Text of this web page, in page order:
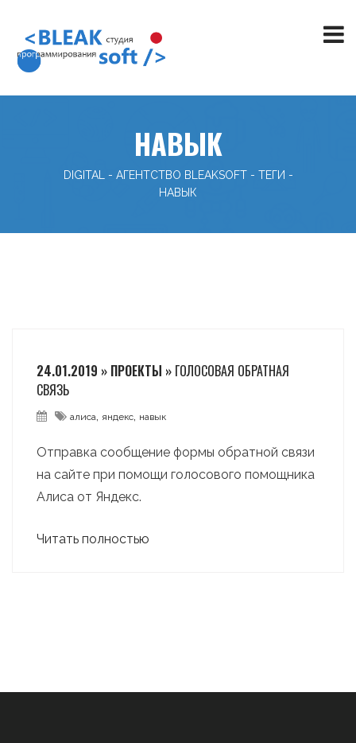
НАВЫК
DIGITAL - АГЕНТСТВО BLEAKSOFT - ТЕГИ -
НАВЫК
24.01.2019 » ПРОЕКТЫ » ГОЛОСОВАЯ ОБРАТНАЯ
СВЯЗЬ
алиса, яндекс, навык
Отправка сообщение формы обратной связи
на сайте при помощи голосового помощника
Алиса от Яндекс.
Читать полностью